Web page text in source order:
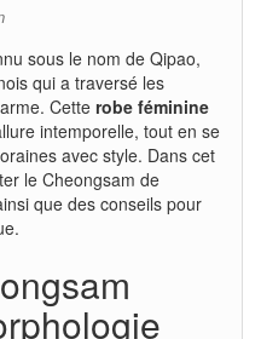
sous le nom de Qipao,
qui a traversé les
Cette robe féminine
intemporelle, tout en se
avec style. Dans cet
le Cheongsam de
que des conseils pour